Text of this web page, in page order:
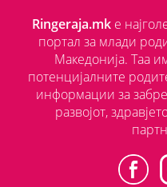
Ringeraja.mk е
портал за млади
Македонија. Таа
потенцијалните
информации за
развојот,